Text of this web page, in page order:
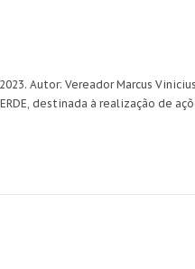
2023. Autor: Vereador Marcus
destinada à realização de